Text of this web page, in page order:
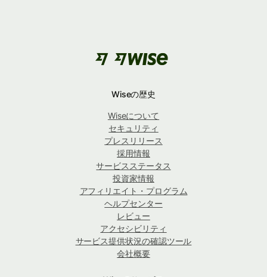
Wiseの歴史
Wiseについて
セキュリティ
プレスリリース
採用情報
サービスステータス
投資家情報
アフィリエイト・プログラム
ヘルプセンター
レビュー
アクセシビリティ
サービス提供状況の確認ツール
会社概要